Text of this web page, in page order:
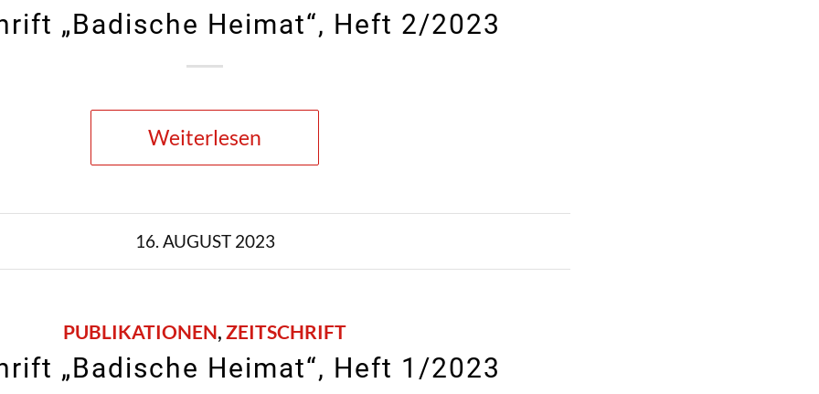
„Badische Heimat“, Heft 2/2023
Weiterlesen
16. AUGUST 2023
PUBLIKATIONEN, ZEITSCHRIFT
„Badische Heimat“, Heft 1/2023